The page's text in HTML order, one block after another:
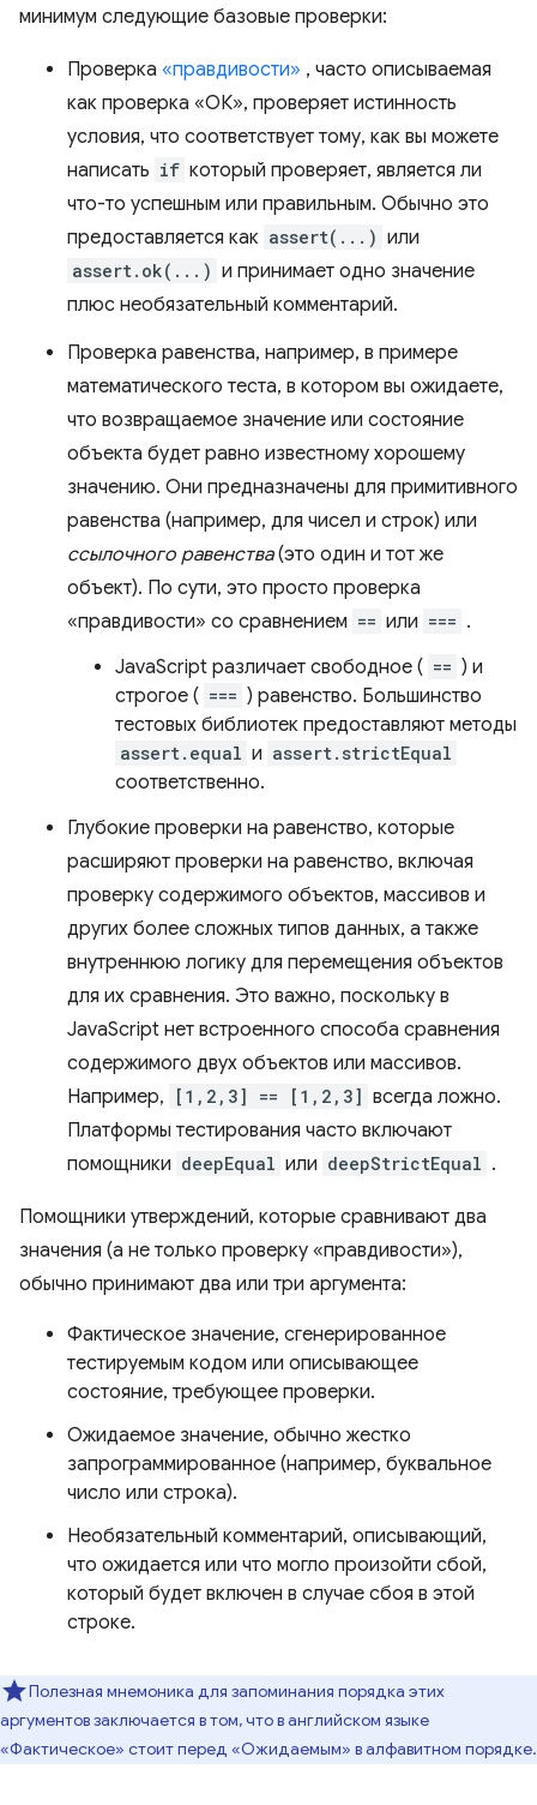
минимум следующие базовые проверки:
Проверка «правдивости» , часто описываемая
как проверка «ОК», проверяет истинность
условия, что соответствует тому, как вы можете
написать if который проверяет, является ли
что-то успешным или правильным. Обычно это
предоставляется как assert(...) или
assert.ok(...) и принимает одно значение
плюс необязательный комментарий.
Проверка равенства, например, в примере
математического теста, в котором вы ожидаете,
что возвращаемое значение или состояние
объекта будет равно известному хорошему
значению. Они предназначены для примитивного
равенства (например, для чисел и строк) или
ссылочного равенства(это один и тот же
объект). По сути, это просто проверка
«правдивости» со сравнением == или === .
JavaScript различает свободное ( == ) и
строгое ( === ) равенство. Большинство
тестовых библиотек предоставляют методы
assert.equal и assert.strictEqual
соответственно.
Глубокие проверки на равенство, которые
расширяют проверки на равенство, включая
проверку содержимого объектов, массивов и
других более сложных типов данных, а также
внутреннюю логику для перемещения объектов
для их сравнения. Это важно, поскольку в
JavaScript нет встроенного способа сравнения
содержимого двух объектов или массивов.
Например,
[1,2,3] == [1,2,3] всегда ложно.
Платформы тестирования часто включают
помощники deepEqual или deepStrictEqual .
Помощники утверждений, которые сравнивают два
значения (а не только проверку «правдивости»),
обычно принимают два или три аргумента:
Фактическое значение, сгенерированное
тестируемым кодом или описывающее
состояние, требующее проверки.
Ожидаемое значение, обычно жестко
запрограммированное (например, буквальное
число или строка).
Необязательный комментарий, описывающий,
что ожидается или что могло произойти сбой,
который будет включен в случае сбоя в этой
строке.
Полезная мнемоника для запоминания порядка этих
аргументов заключается в том, что в английском языке
«Фактическое» стоит перед «Ожидаемым» в алфавитном порядке.